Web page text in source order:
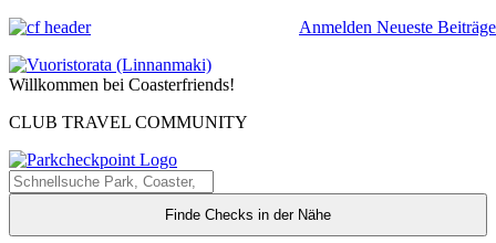
Anmelden Neueste Beiträge
Willkommen bei Coasterfriends!
CLUB TRAVEL COMMUNITY
Finde Checks in der Nähe